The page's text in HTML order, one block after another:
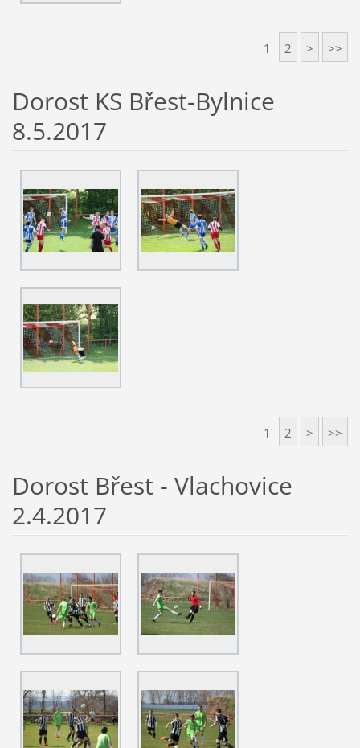
1 2 > >>
Dorost KS Břest-Bylnice
8.5.2017
1 2 > >>
Dorost Břest - Vlachovice
2.4.2017